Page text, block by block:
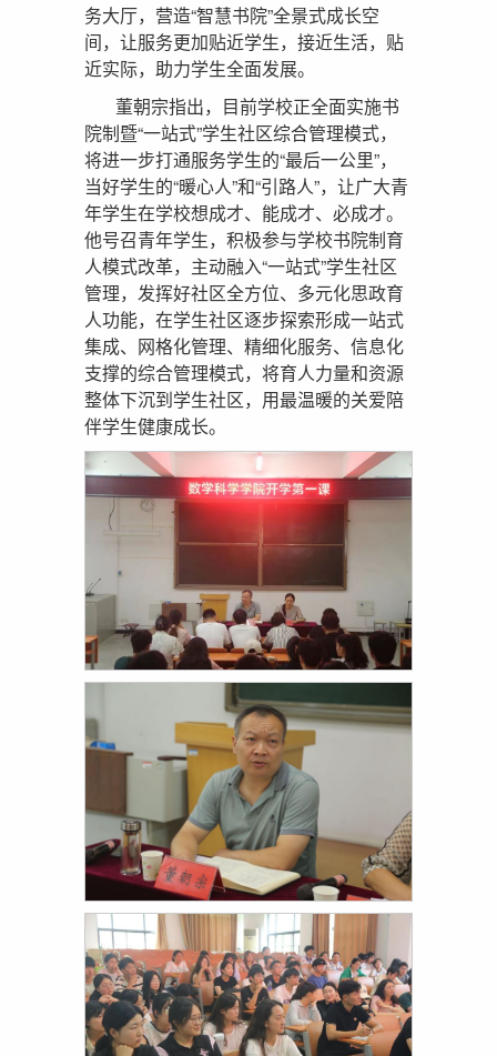
务大厅，营造“智慧书院”全景式成长空
间，让服务更加贴近学生，接近生活，贴
近实际，助力学生全面发展。
董朝宗指出，目前学校正全面实施书
院制暨“一站式”学生社区综合管理模式，
将进一步打通服务学生的“最后一公里”，
当好学生的“暖心人”和“引路人”，让广大青
年学生在学校想成才、能成才、必成才。
他号召青年学生，积极参与学校书院制育
人模式改革，主动融入“一站式”学生社区
管理，发挥好社区全方位、多元化思政育
人功能，在学生社区逐步探索形成一站式
集成、网格化管理、精细化服务、信息化
支撑的综合管理模式，将育人力量和资源
整体下沉到学生社区，用最温暖的关爱陪
伴学生健康成长。